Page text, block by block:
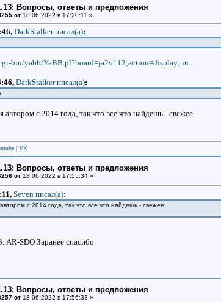
Вопросы, ответы и предложения
от 18.06.2022 в 17:20:11 »
DarkStalker писал(a):
bin/yabb/YaBB.pl?board=ja2v113;action=display;nu...
DarkStalker писал(a):
автором с 2014 года, так что все что найдешь - свежее.
| VK
Вопросы, ответы и предложения
от 18.06.2022 в 17:55:34 »
Seven писал(a):
с 2014 года, так что все что найдешь - свежее.
AR-SDO Заранее спасибо
Вопросы, ответы и предложения
от 18.06.2022 в 17:56:33 »